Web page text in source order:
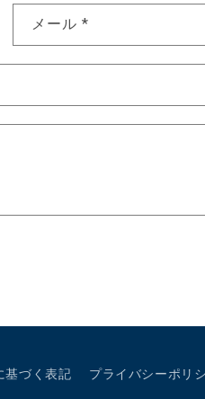
メール *
基づく表記 プライバシーポリ